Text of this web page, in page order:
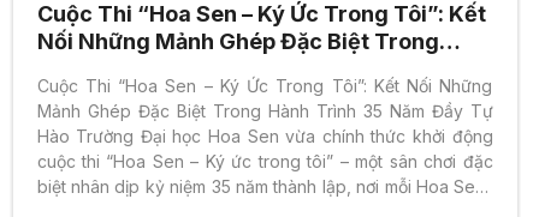
Cuộc Thi “Hoa Sen – Ký Ức Trong Tôi”: Kết
Nối Những Mảnh Ghép Đặc Biệt Trong
Cuộc Thi “Hoa Sen – Ký Ức Trong Tôi”: Kết Nối Những
Mảnh Ghép Đặc Biệt Trong Hành Trình 35 Năm Đầy Tự
Hào Trường Đại học Hoa Sen vừa chính thức khởi động
cuộc thi “Hoa Sen – Ký ức trong tôi” – một sân chơi đặc
biệt nhân dịp kỷ niệm 35 năm thành lập, nơi mỗi Hoa Sen-